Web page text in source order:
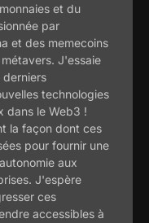
et du
par
et des memecoins
J'essaie
derniers
technologies
dans le Web3 !
la façon dont ces
pour fournir une
aux
J'espère
ces
accessibles à